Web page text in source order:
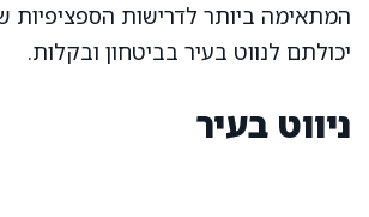
המתאימה ביותר לדרישות
יכולתם לנווט בעיר בביטחון ובקלות.
ניווט בעיר